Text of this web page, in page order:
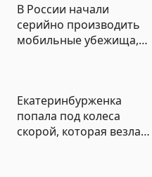
В России начали
серийно производить
мобильные убежища,
Екатеринбурженка
попала под колеса
скорой, которая везла